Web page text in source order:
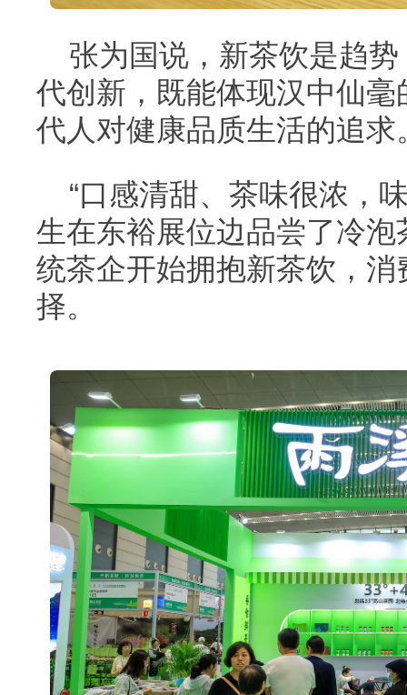
张为国说，新茶饮是趋
代创新，既能体现汉中仙
代人对健康品质生活的追求
“口感清甜、茶味很浓，
生在东裕展位边品尝了冷
统茶企开始拥抱新茶饮，
择。